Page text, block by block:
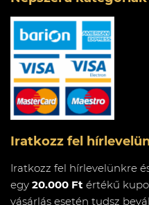
Iratkozz fel
Iratkozz fel hírlevelünkre
egy 20.000 Ft értékű
vásárlás esetén tudsz